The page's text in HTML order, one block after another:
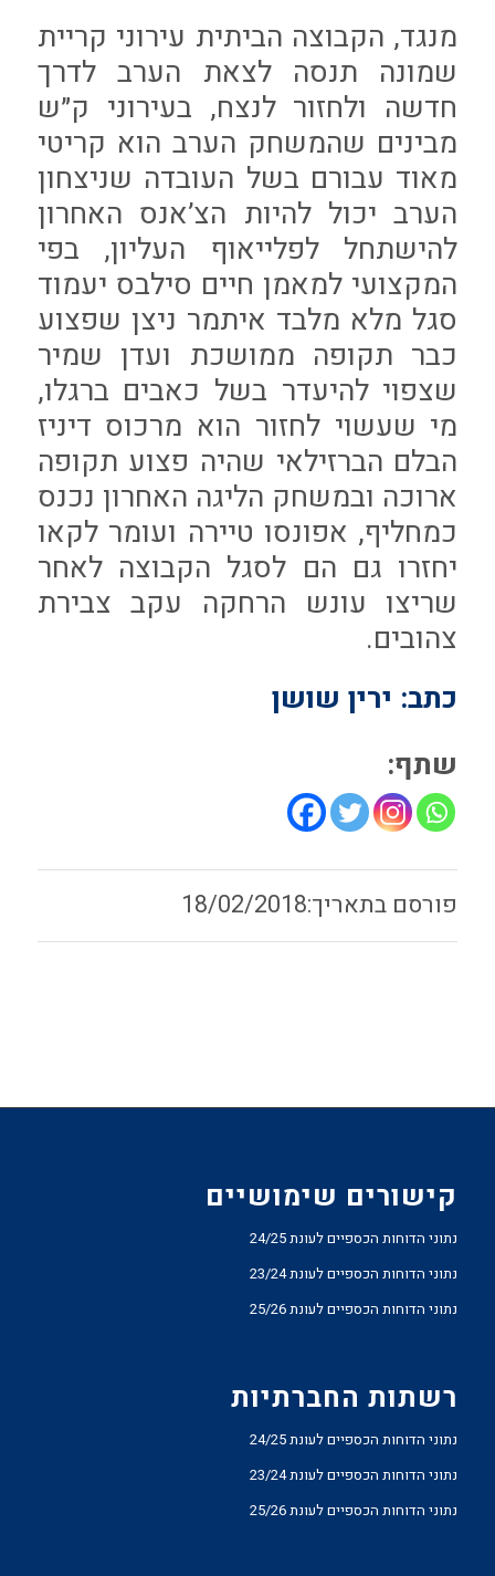
מנגד, הקבוצה הביתית עירוני קריית
שמונה תנסה לצאת הערב לדרך
חדשה ולחזור לנצח, בעירוני ק״ש
מבינים שהמשחק הערב הוא קריטי
מאוד עבורם בשל העובדה שניצחון
הערב יכול להיות הצ’אנס האחרון
להישתחל לפלייאוף העליון, בפי
המקצועי למאמן חיים סילבס יעמוד
סגל מלא מלבד איתמר ניצן שפצוע
כבר תקופה ממושכת ועדן שמיר
שצפוי להיעדר בשל כאבים ברגלו,
מי שעשוי לחזור הוא מרכוס דיניז
הבלם הברזילאי שהיה פצוע תקופה
ארוכה ובמשחק הליגה האחרון נכנס
כמחליף, אפונסו טיירה ועומר לקאו
יחזרו גם הם לסגל הקבוצה לאחר
שריצו עונש הרחקה עקב צבירת
צהובים.
כתב: ירין שושן
שתף:
18/02/2018
קישורים שימושיים
נתוני הדוחות הכספיים לעונת 24/25
נתוני הדוחות הכספיים לעונת 23/24
נתוני הדוחות הכספיים לעונת 25/26
רשתות החברתיות
נתוני הדוחות הכספיים לעונת 24/25
נתוני הדוחות הכספיים לעונת 23/24
נתוני הדוחות הכספיים לעונת 25/26